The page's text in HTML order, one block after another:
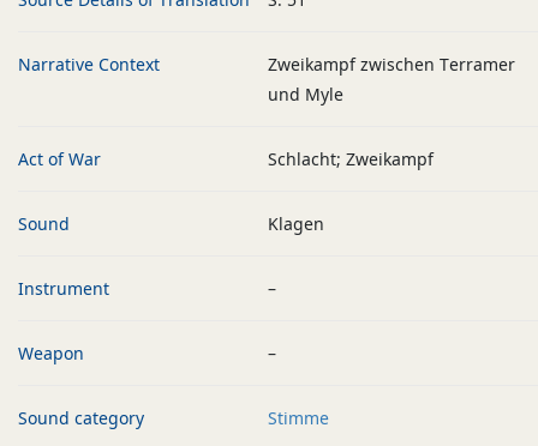
Narrative Context
Zweikampf zwischen Terramer
und Myle
Act of War Schlacht; Zweikampf
Sound Klagen
Instrument –
Weapon –
Sound category Stimme